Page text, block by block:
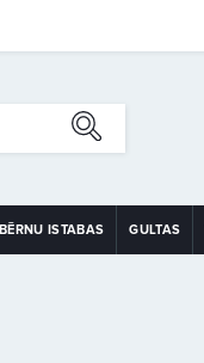
BĒRNU ISTABAS GULTAS